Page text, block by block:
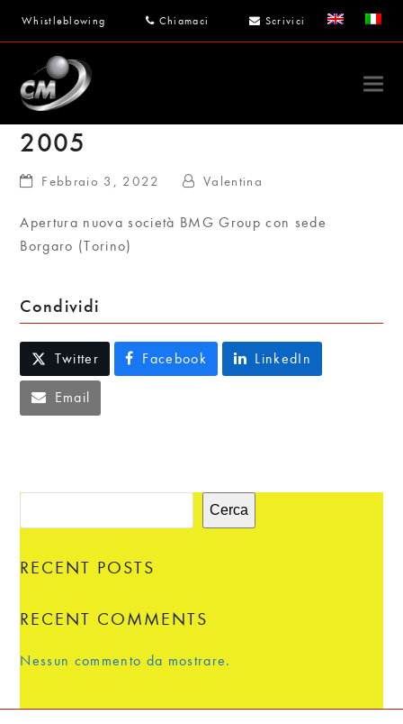
Whistleblowing Chiamaci Scrivici
2005
Febbraio 3, 2022 Valentina
Apertura nuova società BMG Group con sede
Borgaro (Torino)
Condividi
Twitter Facebook LinkedIn
Email
Cerca
RECENT POSTS
RECENT COMMENTS
Nessun commento da mostrare.